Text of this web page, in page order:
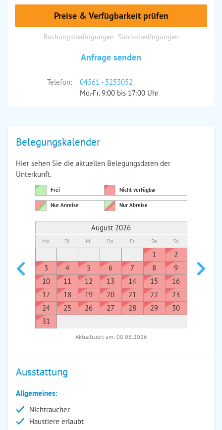
Preise & Verfügbarkeit prüfen
Buchungsbedingungen Stornobedingungen
Anfrage senden
Telefon:
04561 - 5253052
Mo.-Fr. 9:00 bis 17:00 Uhr
Belegungskalender
Hier sehen Sie die aktuellen Belegungsdaten der
Unterkunft.
Frei Nicht verfügbar
Nur Anreise Nur Abreise
August 2026
Mo Di Mi Do Fr Sa So
1
2
3
4 5 6 7 8
9
10
11 12 13 14 15
16
17
18 19 20 21 22
23
24
25 26 27 28 29
30
31
7
Aktualisiert am: 08.08.2026
Ausstattung
Allgemeines:
Nichtraucher
Haustiere erlaubt